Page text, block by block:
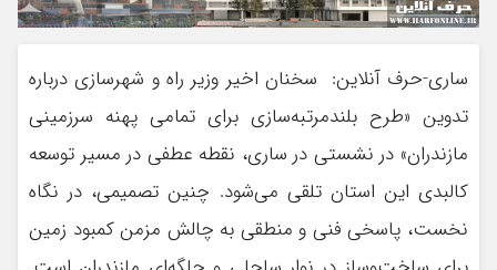
ساری-حرف آنلاین: سخنان اخیر وزیر راه و شهرسازی درباره
تدوین «طرح بلندمرتبه‌سازی برای تمامی پهنه سرزمینی
مازندران» در نشستی در ساری، نقطه عطفی در مسیر توسعه
کالبدی این استان تلقی می‌شود. چنین تصمیمی، در نگاه
نخست، پاسخی فنی و منطقی به چالش مزمن کمبود زمین